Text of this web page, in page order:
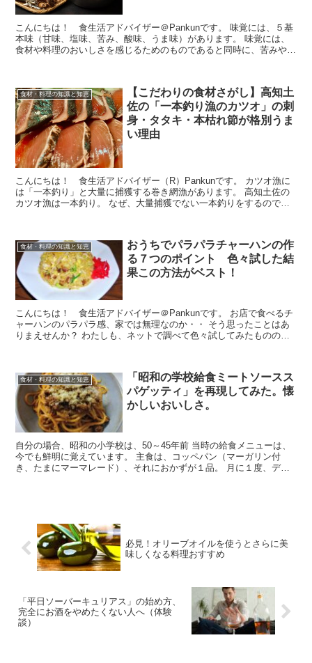
こんにちは！ 食生活アドバイザー＠Pankunです。 味覚には、５基
本味（甘味、塩味、苦み、酸味、うま味）があります。 味覚には、
食材や料理のおいしさを感じるためのものであると同時に、苦みや酸
食材・料理の知識と知恵
【こだわりの食材さがし】高知土
佐の「一本釣り漁のカツオ」の刺
身・タタキ・本枯れ節が格別うま
い理由
こんにちは！ 食生活アドバイザー（R）Pankunです。 カツオ漁に
は「一本釣り」と大量に捕獲する巻き網漁があります。 高知土佐の
カツオ漁は一本釣り。 なぜ、大量捕獲でない一本釣りをするのでし
食材・料理の知識と知恵
おうちでパラパラチャーハンの作
る７つのポイント 色々試した結
果この方法がベスト！
こんにちは！ 食生活アドバイザー＠Pankunです。 お店で食べるチ
ャーハンのパラパラ感、家では無理なのか・・ そう思ったことはあ
りまえせんか？ わたしも、ネットで調べて色々試してみたものの、
食材・料理の知識と知恵
「昭和の学校給食ミートソースス
パゲッティ」を再現してみた。懐
かしいおいしさ。
自分の場合、昭和の小学校は、50～45年前 当時の給食メニューは、
今でも鮮明に覚えています。 主食は、コッペパン（マーガリン付
き、たまにマーマレード）、それにおかずが１品。 月に１度、デザ
必見！オリーブオイルを使うとさらに美
味しくなる料理おすすめ
「平日ソーバーキュリアス」の始め方、
完全にお酒をやめたくない人へ（体験
談）